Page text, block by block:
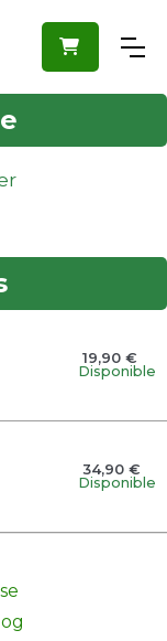

19,90 €
Disponible
34,90 €
Disponible